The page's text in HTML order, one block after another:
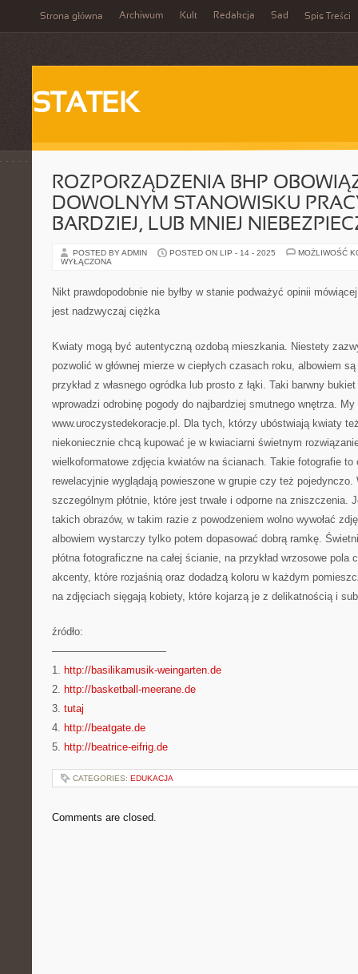
Strona główna Archiwum Kult Redakcja Sad Spis Treści
STATEK
ROZPORZĄDZENIA BHP
DOWOLNYM STANOWISKU
BARDZIEJ, LUB MNIEJ
POSTED BY ADMIN POSTED ON LIP - 14 - 2025
MOŻLIWOŚĆ
WYŁĄCZONA
Nikt prawdopodobnie nie byłby w stanie podważyć opinii
jest nadzwyczaj ciężka
Kwiaty mogą być autentyczną ozdobą mieszkania. Niestety
pozwolić w głównej mierze w ciepłych czasach roku, albowiem
przykład z własnego ogródka lub prosto z łąki. Taki barwny
wprowadzi odrobinę pogody do najbardziej smutnego wnętrza.
www.uroczystedekoracje.pl. Dla tych, którzy ubóstwiają kwiaty
niekoniecznie chcą kupować je w kwiaciarni świetnym
wielkoformatowe zdjęcia kwiatów na ścianach. Takie fotografie to
rewelacyjnie wyglądają powieszone w grupie czy też pojedynczo.
szczególnym płótnie, które jest trwałe i odporne na zniszczenia.
takich obrazów, w takim razie z powodzeniem wolno wywołać
albowiem wystarczy tylko potem dopasować dobrą ramkę.
płótna fotograficzne na całej ścianie, na przykład wrzosowe
akcenty, które rozjaśnią oraz dodadzą koloru w każdym
na zdjęciach sięgają kobiety, które kojarzą je z delikatnością i
źródło:
———————————
1. http://basilikamusik-weingarten.de
2. http://basketball-meerane.de
3. tutaj
4. http://beatgate.de
5. http://beatrice-eifrig.de
CATEGORIES: EDUKACJA
Comments are closed.